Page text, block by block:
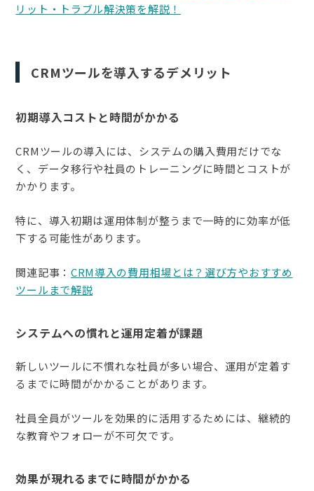
リット・トラブル解決策を解説！
CRMツールを導入するデメリット
初期導入コストと時間がかかる
CRMツールの導入には、システムの購入費用だけでな
く、データ移行や社員のトレーニングに時間とコストが
かかります。
特に、導入初期は運用体制が整うまで一時的に効率が低
下する可能性があります。
関連記事： CRM導入の費用相場とは？選び方やおすすめ
ツールまで解説
システムへの慣れと運用定着が課題
新しいツールに不慣れな社員が多い場合、運用が定着す
るまでに時間がかかることがあります。
社員全員がツールを効果的に活用するためには、継続的
な教育やフォローが不可欠です。
効果が現れるまでに時間がかかる